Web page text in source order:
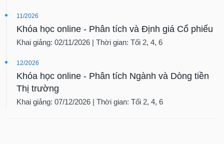
11/2026
Khóa học online - Phân tích và Định giá Cổ phiếu
Khai giảng: 02/11/2026 | Thời gian: Tối 2, 4, 6
12/2026
Khóa học online - Phân tích Ngành và Dòng tiền
Thị trường
Khai giảng: 07/12/2026 | Thời gian: Tối 2, 4, 6